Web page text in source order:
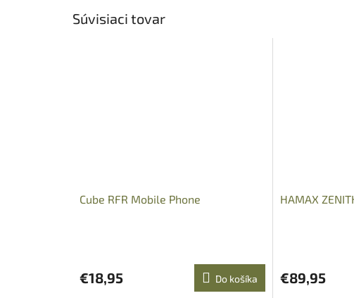
Súvisiaci tovar
Cube RFR Mobile Phone
€18,95 Do košíka
HAMAX
€89,95